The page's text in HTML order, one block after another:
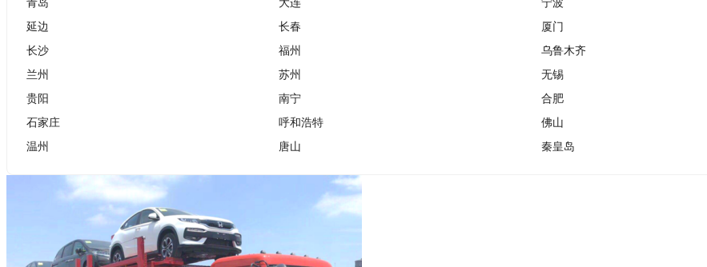
延边
长春 厦门
长沙
福州 乌鲁木齐
兰州
苏州 无锡
贵阳
南宁 合肥
石家庄
呼和浩特 佛山
温州
唐山 秦皇岛